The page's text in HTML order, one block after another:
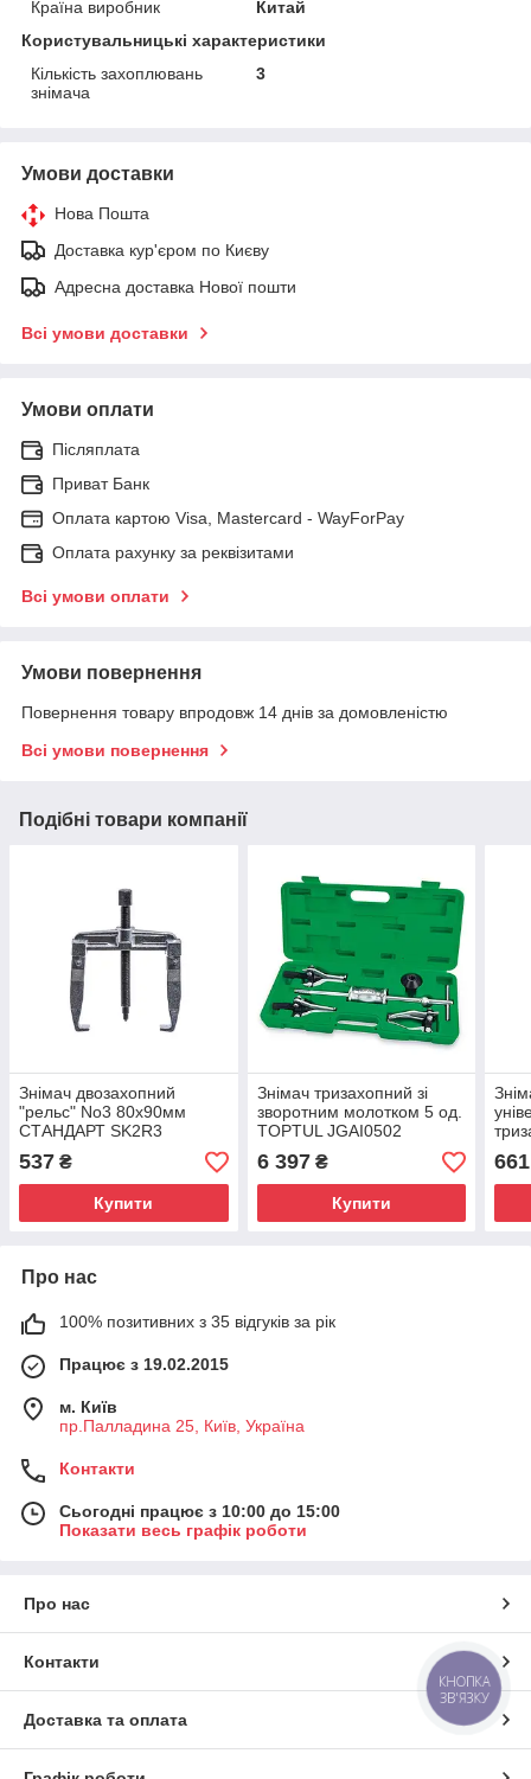
Країна виробник
Китай
Користувальницькі характеристики
Кількість захоплювань
знімача
3
Умови доставки
Нова Пошта
Доставка кур'єром по Києву
Адресна доставка Нової пошти
Всі умови доставки
Умови оплати
Післяплата
Приват Банк
Оплата картою Visa, Mastercard - WayForPay
Оплата рахунку за реквізитами
Всі умови оплати
Умови повернення
Повернення товару впродовж 14 днів за домовленістю
Всі умови повернення
Подібні товари компанії
Знімач двозахопний
"рельс" No3 80х90мм
СТАНДАРТ SK2R3
537 ₴
Купити
Знімач тризахопний зі
зворотним молотком 5 од.
TOPTUL JGAI0502
6 397₴
Купити
661
Про нас
100% позитивних з 35 відгуків за рік
Працює з 19.02.2015
м. Київ
пр.Палладина 25, Київ, Україна
Контакти
Сьогодні працює з 10:00 до 15:00
Показати весь графік роботи
Про нас
Контакти
Доставка та оплата
КНОПКА
ЗВ'ЯЗКУ